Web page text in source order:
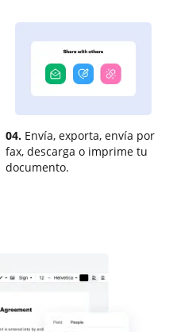
04. Envía, exporta, envía por
fax, descarga o imprime tu
documento.